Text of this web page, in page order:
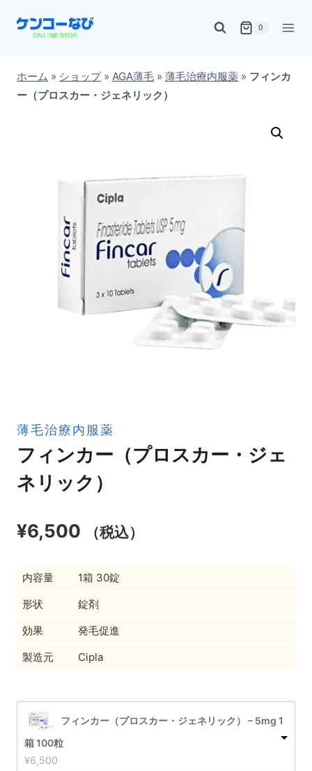
0
ホーム » ショップ» AGA薄毛 » 薄毛治療内服薬 » フィンカ
ー（プロスカー・ジェネリック）
薄毛治療内服薬
フィンカー（プロスカー・ジェ
ネリック）
¥6,500 （税込）
内容量
1箱 30錠
形状
錠剤
効果
発毛促進
製造元
Cipla
フィンカー（プロスカー・ジェネリック） – 5mg 1
箱 100粒
¥6,500